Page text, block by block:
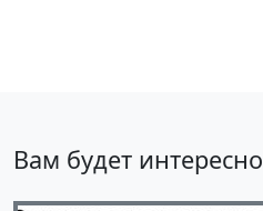
Вам будет интересно